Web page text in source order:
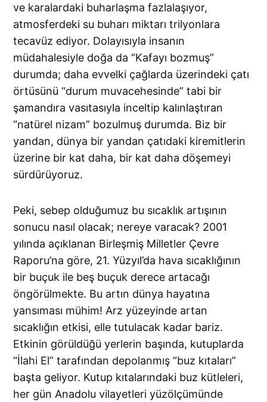
ve karalardaki buharlaşma fazlalaşıyor,
atmosferdeki su buharı miktarı trilyonlara
tecavüz ediyor. Dolayısıyla insanın
müdahalesiyle doğa da “Kafayı bozmuş”
durumda; daha evvelki çağlarda üzerindeki çatı
örtüsünü “durum muvacehesinde” tabi bir
şamandıra vasıtasıyla inceltip kalınlaştıran
“natürel nizam” bozulmuş durumda. Biz bir
yandan, dünya bir yandan çatıdaki kiremitlerin
üzerine bir kat daha, bir kat daha döşemeyi
sürdürüyoruz.
Peki, sebep olduğumuz bu sıcaklık artışının
sonucu nasıl olacak; nereye varacak? 2001
yılında açıklanan Birleşmiş Milletler Çevre
Raporu’na göre, 21. Yüzyıl’da hava sıcaklığının
bir buçuk ile beş buçuk derece artacağı
öngörülmekte. Bu artın dünya hayatına
yansıması mühim! Arz yüzeyinde artan
sıcaklığın etkisi, elle tutulacak kadar bariz.
Etkinin görüldüğü yerlerin başında, kutuplarda
“İlahi El” tarafından depolanmış “buz kıtaları”
başta geliyor. Kutup kıtalarındaki buz kütleleri,
her gün Anadolu vilayetleri yüzölçümünde